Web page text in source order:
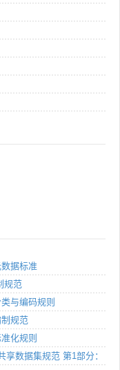
据标准
规范
与编码规则
规范
化规则
数据集规范 第1部分：